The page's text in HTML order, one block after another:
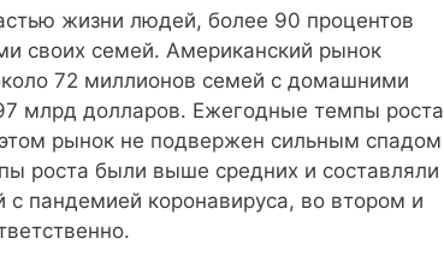
жизни людей, более 90 процентов
своих семей. Американский рынок
72 миллионов семей с домашними
млрд долларов. Ежегодные темпы роста
рынок не подвержен сильным спадом
роста были выше средних и составляли
пандемией коронавируса, во втором и